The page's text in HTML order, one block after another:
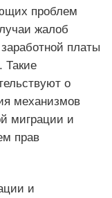
проблем
жалоб
платы
Такие
о
механизмов
миграции и
прав
и